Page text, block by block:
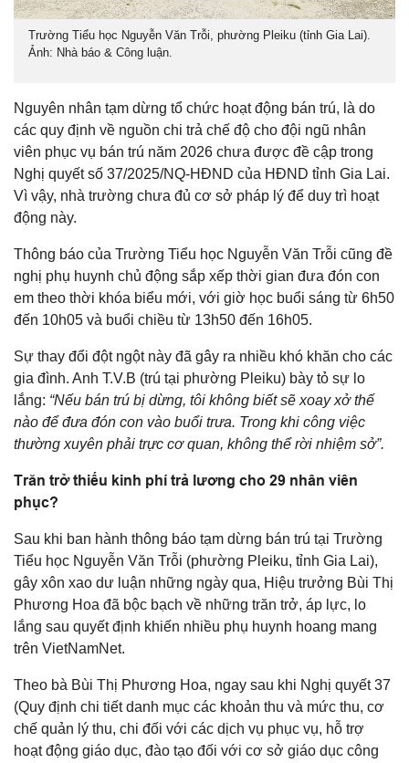
Trường Tiểu học Nguyễn Văn Trỗi, phường Pleiku (tỉnh Gia Lai).
Ảnh: Nhà báo & Công luận.
Nguyên nhân tạm dừng tổ chức hoạt động bán trú, là do
các quy định về nguồn chi trả chế độ cho đội ngũ nhân
viên phục vụ bán trú năm 2026 chưa được đề cập trong
Nghị quyết số 37/2025/NQ-HĐND của HĐND tỉnh Gia Lai.
Vì vậy, nhà trường chưa đủ cơ sở pháp lý để duy trì hoạt
động này.
Thông báo của Trường Tiểu học Nguyễn Văn Trỗi cũng đề
nghị phụ huynh chủ động sắp xếp thời gian đưa đón con
em theo thời khóa biểu mới, với giờ học buổi sáng từ 6h50
đến 10h05 và buổi chiều từ 13h50 đến 16h05.
Sự thay đổi đột ngột này đã gây ra nhiều khó khăn cho các
gia đình. Anh T.V.B (trú tại phường Pleiku) bày tỏ sự lo
lắng: “Nếu bán trú bị dừng, tôi không biết sẽ xoay xở thế
nào để đưa đón con vào buổi trưa. Trong khi công việc
thường xuyên phải trực cơ quan, không thể rời nhiệm sở”.
Trăn trở thiếu kinh phí trả lương cho 29 nhân viên
phục?
Sau khi ban hành thông báo tạm dừng bán trú tại Trường
Tiểu học Nguyễn Văn Trỗi (phường Pleiku, tỉnh Gia Lai),
gây xôn xao dư luận những ngày qua, Hiệu trưởng Bùi Thị
Phương Hoa đã bộc bạch về những trăn trở, áp lực, lo
lắng sau quyết định khiến nhiều phụ huynh hoang mang
trên VietNamNet.
Theo bà Bùi Thị Phương Hoa, ngay sau khi Nghị quyết 37
(Quy định chi tiết danh mục các khoản thu và mức thu, cơ
chế quản lý thu, chi đối với các dịch vụ phục vụ, hỗ trợ
hoạt động giáo dục, đào tạo đối với cơ sở giáo dục công